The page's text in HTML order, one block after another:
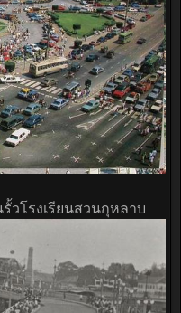
วโรงเรียนสวนกุหลาบ